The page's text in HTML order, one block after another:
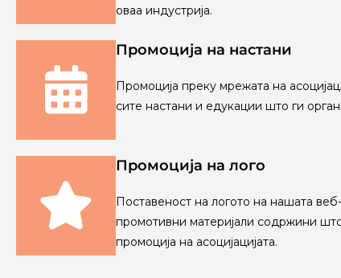
оваа индустрија.
Промоција на настани
Промоција преку мрежата на
сите настани и едукации што ги
Промоција на лого
Поставеност на логото на нашата
промотивни материјали содржини
промоција на асоцијацијата.